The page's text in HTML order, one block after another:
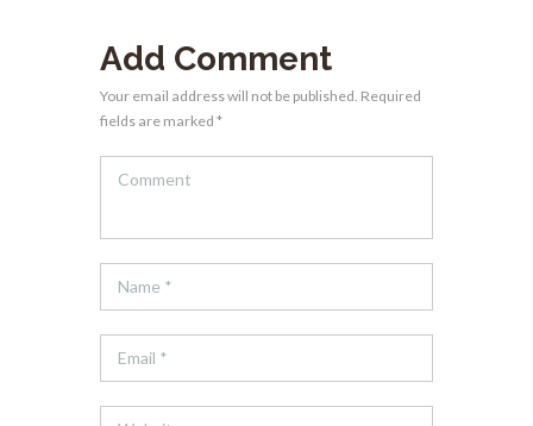
Add Comment
Your email address will not be published. Required
fields are marked *